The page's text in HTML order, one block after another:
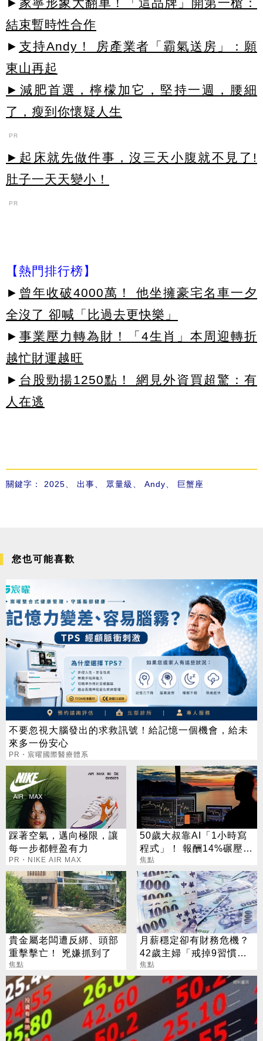
結束暫時性合作
► 支持Andy！ 房產業者「霸氣送房」：願
東山再起
►減肥首選，檸檬加它，堅持一週，腰細
了，瘦到你懷疑人生
PR
►起床就先做件事，沒三天小腹就不見了!
肚子一天天變小！
PR
【熱門排行榜】
► 曾年收破4000萬！ 他坐擁豪宅名車一夕
全沒了 卻喊「比過去更快樂」
► 事業壓力轉為財！「4生肖」本周迎轉折
越忙財運越旺
► 台股勁揚1250點！ 網見外資買超驚：有
人在逃
關鍵字： 2025 出事 眾量級 Andy 巨蟹座
您也可能喜歡
不要忽視大腦發出的求救訊號！給記憶一個機會，給未
來多一份安心
PR・宸曜國際醫療體系
踩著空氣，邁向極限，讓
每一步都輕盈有力
PR・NIKE AIR MAX
50歲大叔靠AI「1小時寫
程式」！ 報酬14%碾壓標
普 直接辭職去炒股
焦點
貴金屬老闆遭反綁、頭部
重擊擊亡！ 兇嫌抓到了
焦點
月薪穩定卻有財務危機？
42歲主婦「戒掉9習慣」
存下2000萬
焦點